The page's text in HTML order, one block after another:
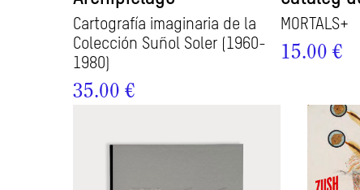
Cartografía imaginaria de la
Colección Suñol Soler (1960-
1980)
35.00 €
MORTALS+
15.00 €